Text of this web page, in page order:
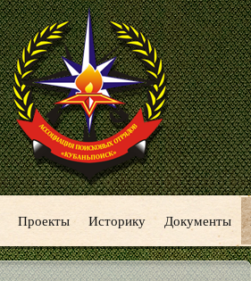
Проекты Историку Документы